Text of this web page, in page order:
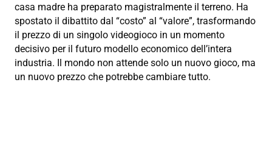
casa madre ha preparato magistralmente il terreno. Ha
spostato il dibattito dal “costo” al “valore”, trasformando
il prezzo di un singolo videogioco in un momento
decisivo per il futuro modello economico dell’intera
industria. Il mondo non attende solo un nuovo gioco, ma
un nuovo prezzo che potrebbe cambiare tutto.